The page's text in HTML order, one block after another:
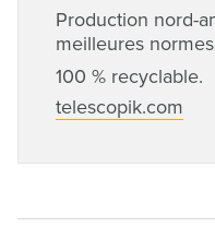
Production nord-
meilleures
100 % recyclable.
telescopik.com